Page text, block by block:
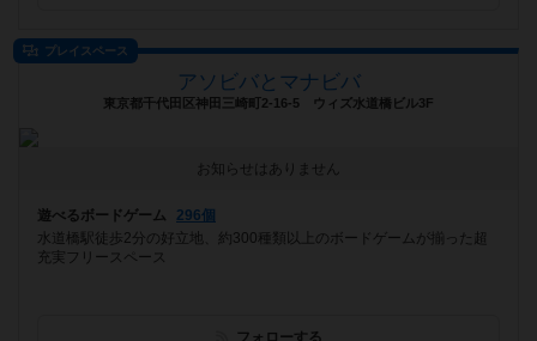
プレイスペース
アソビバとマナビバ
東京都千代田区神田三崎町2-16-5 ウィズ水道橋ビル3F
お知らせはありません
遊べるボードゲーム
296個
水道橋駅徒歩2分の好立地、約300種類以上のボードゲームが揃った超
充実フリースペース
フォローする